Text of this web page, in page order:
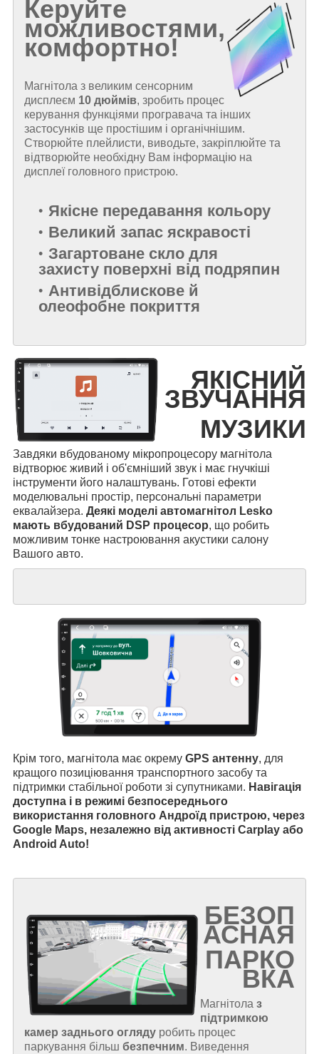
Керуйте
можливостями,
комфортно!
Магнітола з великим сенсорним
дисплеєм 10 дюймів, зробить процес
керування функціями програвача та інших
застосунків ще простішим і органічнішим.
Створюйте плейлисти, виводьте, закріплюйте та
відтворюйте необхідну Вам інформацію на
дисплеї головного пристрою.
Якісне передавання кольору
Великий запас яскравості
Загартоване скло для
захисту поверхні від подряпин
Антивідблискове й
олеофобне покриття
ЯКІСНИЙ
ЗВУЧАННЯ
МУЗИКИ
Завдяки вбудованому мікропроцесору магнітола
відтворює живий і об'ємніший звук і має гнучкіші
інструменти його налаштувань. Готові ефекти
моделювальні простір, персональні параметри
еквалайзера. Деякі моделі автомагнітол Lesko
мають вбудований DSP процесор, що робить
можливим тонке настроювання акустики салону
Вашого авто.
Крім того, магнітола має окрему GPS антенну, для
кращого позиціювання транспортного засобу та
підтримки стабільної роботи зі супутниками. Навігація
доступна і в режимі безпосереднього
використання головного Андроїд пристрою, через
Google Maps, незалежно від активності Carplay або
Android Auto!
БЕЗОП
АСНАЯ
ПАРКО
ВКА
Магнітола з
підтримкою
камер заднього огляду робить процес
паркування більш безпечним. Виведення